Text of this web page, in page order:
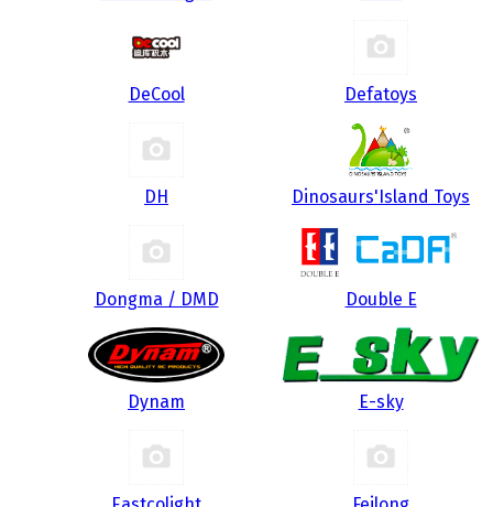
DeCool Defatoys
DH Dinosaurs'Island Toys
Dongma / DMD Double E
Dynam E-sky